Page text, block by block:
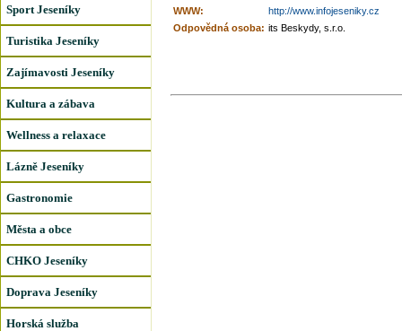
Sport Jeseníky
Turistika Jeseníky
Zajímavosti Jeseníky
Kultura a zábava
Wellness a relaxace
Lázně Jeseníky
Gastronomie
Města a obce
CHKO Jeseníky
Doprava Jeseníky
Horská služba
WWW:
http://www.infojeseniky.cz
Odpovědná osoba: its Beskydy, s.r.o.